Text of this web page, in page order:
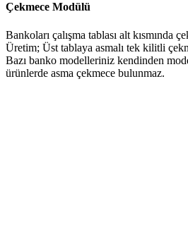
Çekmece Modülü
Bankoları çalışma tablası alt kısmında
Üretim; Üst tablaya asmalı tek kilitli
Bazı banko modelleriniz kendinden
ürünlerde asma çekmece bulunmaz.